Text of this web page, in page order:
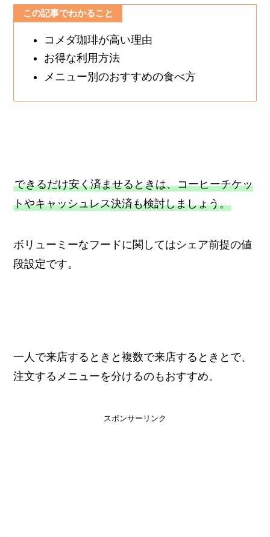
この記事でわかること
コメダ珈琲が高い理由
お得な利用方法
メニュー別のおすすめの食べ方
できるだけ安く済ませるときは、コーヒーチケッ
トやキャッシュレス決済も検討しましょう。
ボリューミーなフードに関してはシェア前提の値
段設定です。
一人で来店するときと複数で来店するときとで、
注文するメニューを分けるのもおすすめ。
スポンサーリンク